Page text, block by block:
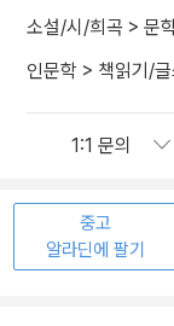
소설/시/희곡 > 문
인문학 > 책읽기/
중고
알라딘에 팔기